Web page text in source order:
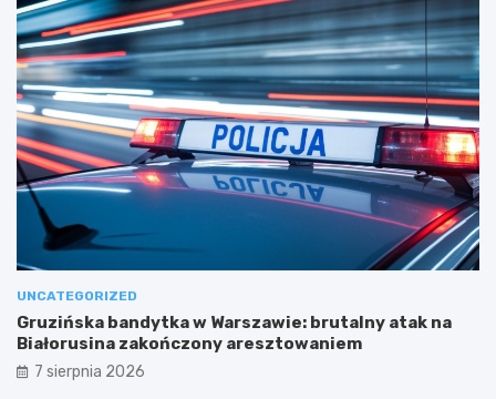
UNCATEGORIZED
Gruzińska bandytka w Warszawie: brutalny atak na
Białorusina zakończony aresztowaniem
7 sierpnia 2026